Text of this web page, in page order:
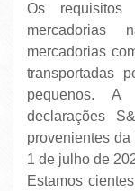
Os
mercadorias
mercadorias
transportadas
pequenos. A
declarações
provenientes
1 de julho de
Estamos